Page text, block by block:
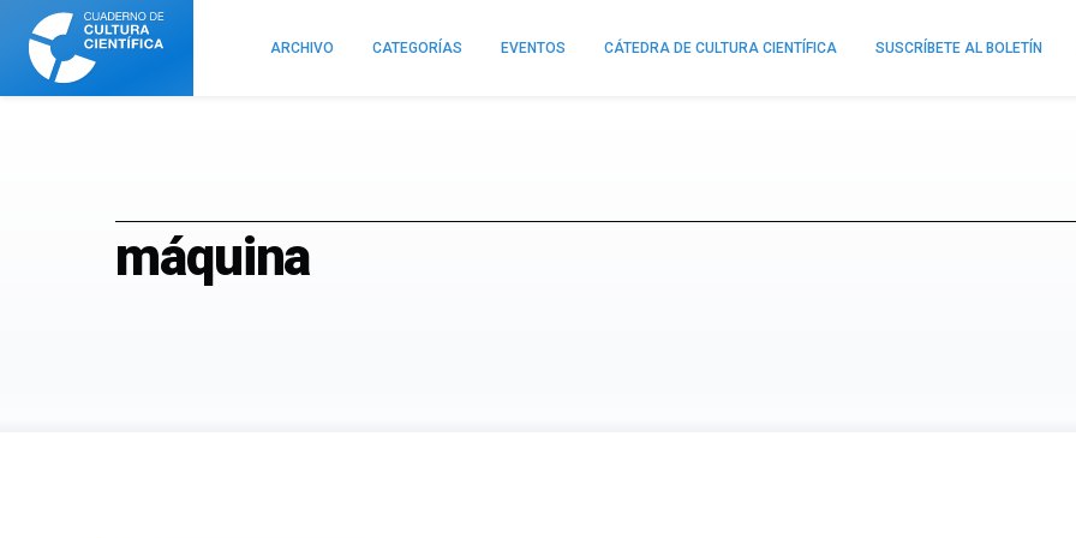
Cuaderno
Cultura
Científica
ARCHIVO CATEGORÍAS EVENTOS CÁTEDRA DE CULTURA CIENTÍFICA SUSCRÍBETE AL BOLETÍN
máquina